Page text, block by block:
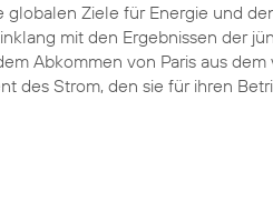
Ziele für Energie und
mit den Ergebnissen der
Abkommen von Paris aus dem
des Strom, den sie für ihren